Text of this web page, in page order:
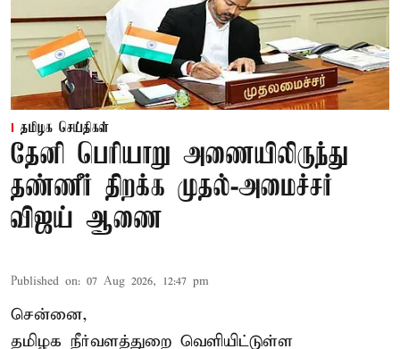
தமிழக செய்திகள்
தேனி பெரியாறு அணையிலிருந்து
தண்ணீர் திறக்க முதல்-அமைச்சர்
விஜய் ஆணை
Published on: 07 Aug 2026, 12:47 pm
சென்னை,
தமிழக நீர்வளத்துறை வெளியிட்டுள்ள